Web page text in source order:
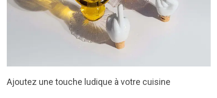
Ces bouchons sont parfaits pour les